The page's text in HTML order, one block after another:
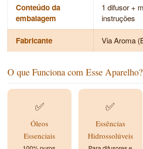
Conteúdo da
embalagem
1 difusor +
instruções
Fabricante Via Aroma
O que Funciona com Esse Aparelho?
✅
Óleos
Essenciais
✅
Essências
Hidrossolúveis